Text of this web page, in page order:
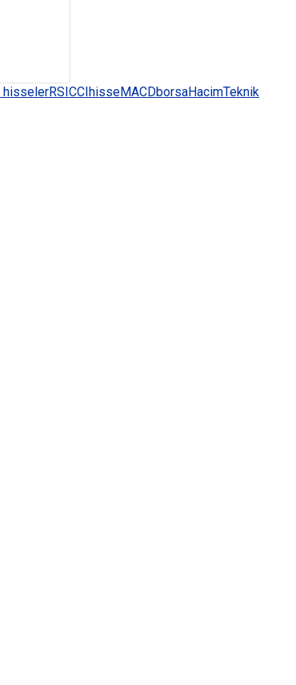
hisselerRSICCIhisseMACDborsaHacimTeknik